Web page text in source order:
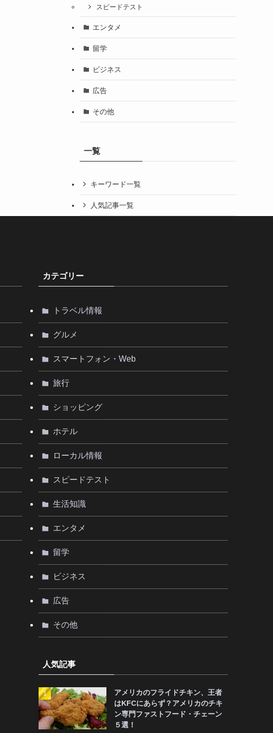
スピードテスト
エンタメ
留学
ビジネス
広告
その他
一覧
キーワード一覧
人気記事一覧
カテゴリー
トラベル情報
グルメ
スマートフォン・Web
旅行
ショッピング
ホテル
ローカル情報
スピードテスト
生活知識
エンタメ
留学
ビジネス
広告
その他
人気記事
アメリカのフライドチキン、王者
はKFCにあらず？アメリカのチキ
ン専門ファストフード・チェーン
５選！